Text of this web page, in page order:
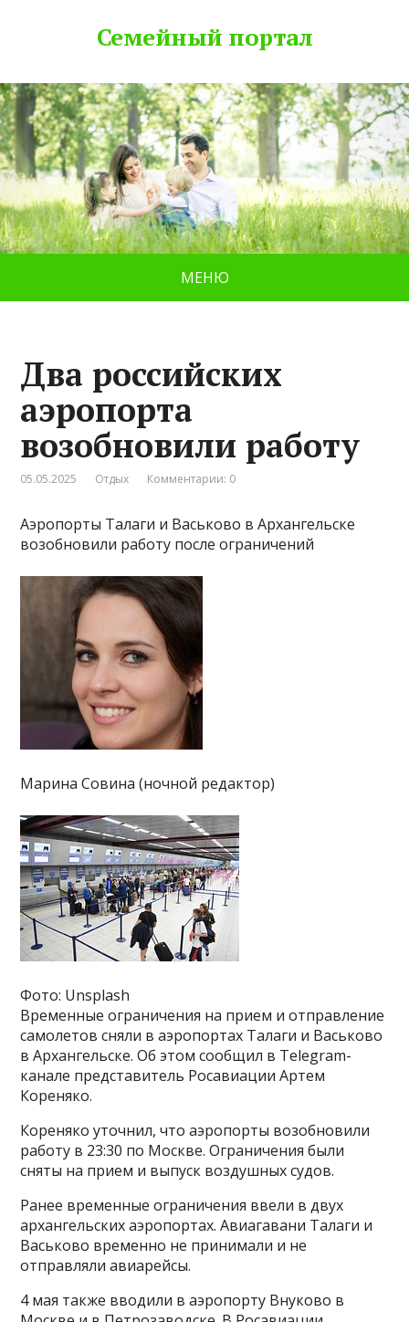
Семейный портал
МЕНЮ
Два российских
аэропорта
возобновили работу
05.05.2025 Отдых Комментарии: 0
Аэропорты Талаги и Васьково в Архангельске
возобновили работу после ограничений
Марина Совина (ночной редактор)
Фото: Unsplash
Временные ограничения на прием и отправление
самолетов сняли в аэропортах Талаги и Васьково
в Архангельске. Об этом сообщил в Telegram-
канале представитель Росавиации Артем
Кореняко.
Кореняко уточнил, что аэропорты возобновили
работу в 23:30 по Москве. Ограничения были
сняты на прием и выпуск воздушных судов.
Ранее временные ограничения ввели в двух
архангельских аэропортах. Авиагавани Талаги и
Васьково временно не принимали и не
отправляли авиарейсы.
4 мая также вводили в аэропорту Внуково в